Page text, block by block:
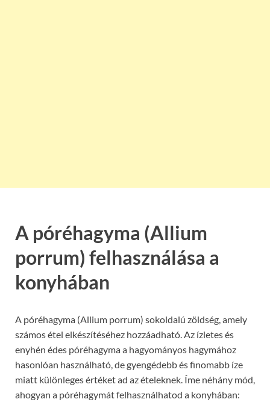
A póréhagyma (Allium
porrum) felhasználása a
konyhában
A póréhagyma (Allium porrum) sokoldalú zöldség, amely
számos étel elkészítéséhez hozzáadható. Az ízletes és
enyhén édes póréhagyma a hagyományos hagymához
hasonlóan használható, de gyengédebb és finomabb íze
miatt különleges értéket ad az ételeknek. Íme néhány mód,
ahogyan a póréhagymát felhasználhatod a konyhában: